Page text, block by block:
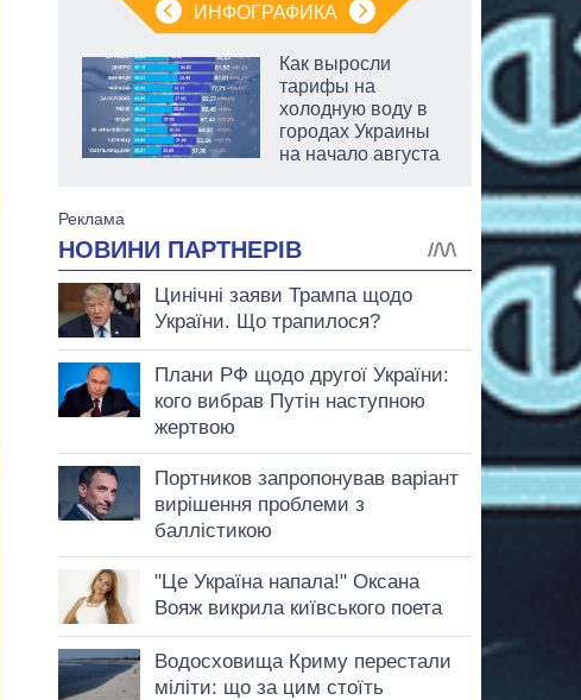
ИНФОГРАФИКА
Как выросли
тарифы на
холодную воду в
городах Украины
на начало августа